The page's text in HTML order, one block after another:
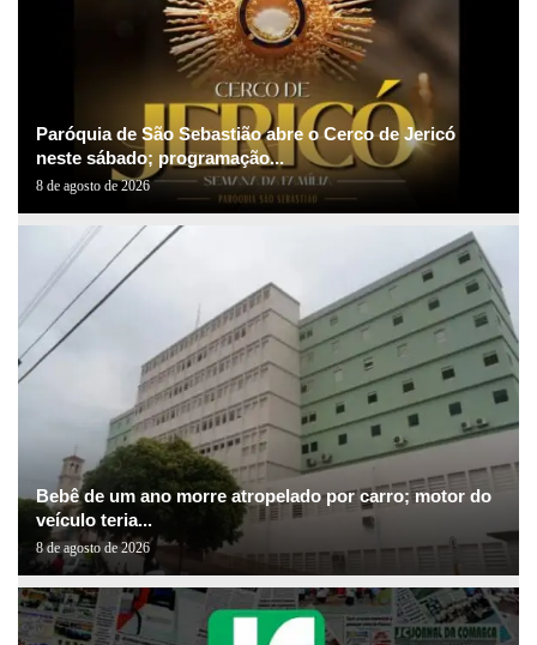
Paróquia de São Sebastião abre o Cerco de Jericó
neste sábado; programação...
8 de agosto de 2026
Bebê de um ano morre atropelado por carro; motor do
veículo teria...
8 de agosto de 2026